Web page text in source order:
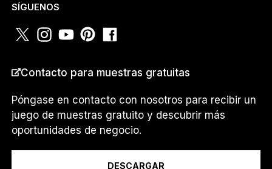
E
E
WHATSAPP
PAÍS*
SÍGUENOS
Contacto para muestras gratuitas
Póngase en contacto con nosotros para recibir un
juego de muestras gratuito y descubrir más
oportunidades de negocio.
DESCARGAR